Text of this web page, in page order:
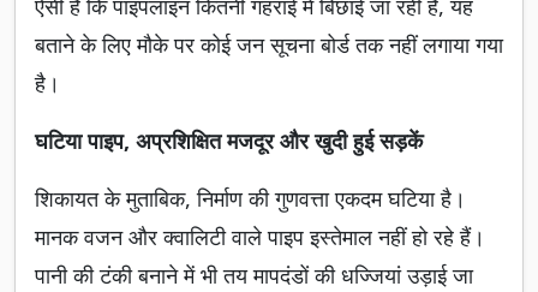
ऐसी है कि पाइपलाइन कितनी गहराई में बिछाई जा रही है, यह
बताने के लिए मौके पर कोई जन सूचना बोर्ड तक नहीं लगाया गया
है।
घटिया पाइप, अप्रशिक्षित मजदूर और खुदी हुई सड़कें
शिकायत के मुताबिक, निर्माण की गुणवत्ता एकदम घटिया है।
मानक वजन और क्वालिटी वाले पाइप इस्तेमाल नहीं हो रहे हैं।
पानी की टंकी बनाने में भी तय मापदंडों की धज्जियां उड़ाई जा